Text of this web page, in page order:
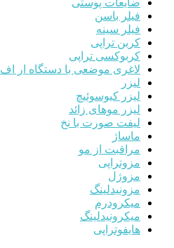
ضایعات پوستی
فیلر باسن
فیلر سینه
کربن تراپی
کربوکسی تراپی
لاغری موضعی با دستگاه ار اف
لیزر
لیزر کیوسوئیچ
لیزر موهای زائد
لیفت صورت با نخ
ماساژ
مراقبت از مو
مزوتراپی
مزوژل
مزونیدلینگ
میکرودرم
میکرونیدلینگ
هایفوتراپی